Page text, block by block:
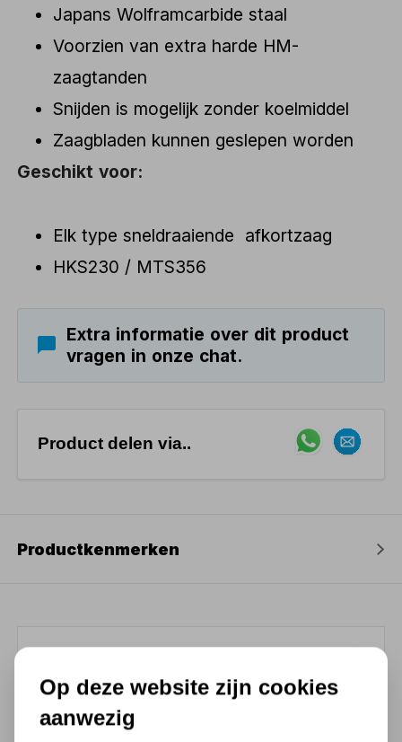
Japans Wolframcarbide staal
Voorzien van extra harde HM-
zaagtanden
Snijden is mogelijk zonder koelmiddel
Zaagbladen kunnen geslepen worden
Geschikt voor:
Elk type sneldraaiende afkortzaag
HKS230 / MTS356
Extra informatie over dit product
vragen in onze chat.
Product delen via..
Productkenmerken
Chat met ons van 9:00 tot 21:00 !
Op deze website zijn cookies
aanwezig